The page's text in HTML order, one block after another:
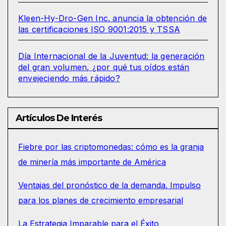
Kleen-Hy-Dro-Gen Inc. anuncia la obtención de
las certificaciones ISO 9001:2015 y TSSA
Día Internacional de la Juventud: la generación
del gran volumen, ¿por qué tus oídos están
envejeciendo más rápido?
Artículos De Interés
Fiebre por las criptomonedas: cómo es la granja
de minería más importante de América
Ventajas del pronóstico de la demanda. Impulso
para los planes de crecimiento empresarial
La Estrategia Imparable para el Éxito